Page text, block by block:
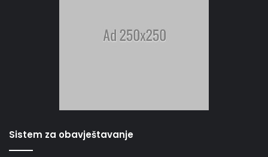
Sistem za obavještavanje